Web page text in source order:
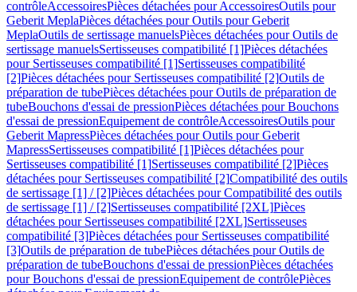
contrôleAccessoiresPièces détachées pour AccessoiresOutils pour
Geberit MeplaPièces détachées pour Outils pour Geberit
MeplaOutils de sertissage manuelsPièces détachées pour Outils de
sertissage manuelsSertisseuses compatibilité [1]Pièces détachées
pour Sertisseuses compatibilité [1]Sertisseuses compatibilité
[2]Pièces détachées pour Sertisseuses compatibilité [2]Outils de
préparation de tubePièces détachées pour Outils de préparation de
tubeBouchons d'essai de pressionPièces détachées pour Bouchons
d'essai de pressionEquipement de contrôleAccessoiresOutils pour
Geberit MapressPièces détachées pour Outils pour Geberit
MapressSertisseuses compatibilité [1]Pièces détachées pour
Sertisseuses compatibilité [1]Sertisseuses compatibilité [2]Pièces
détachées pour Sertisseuses compatibilité [2]Compatibilité des outils
de sertissage [1] / [2]Pièces détachées pour Compatibilité des outils
de sertissage [1] / [2]Sertisseuses compatibilité [2XL]Pièces
détachées pour Sertisseuses compatibilité [2XL]Sertisseuses
compatibilité [3]Pièces détachées pour Sertisseuses compatibilité
[3]Outils de préparation de tubePièces détachées pour Outils de
préparation de tubeBouchons d'essai de pressionPièces détachées
pour Bouchons d'essai de pressionEquipement de contrôlePièces